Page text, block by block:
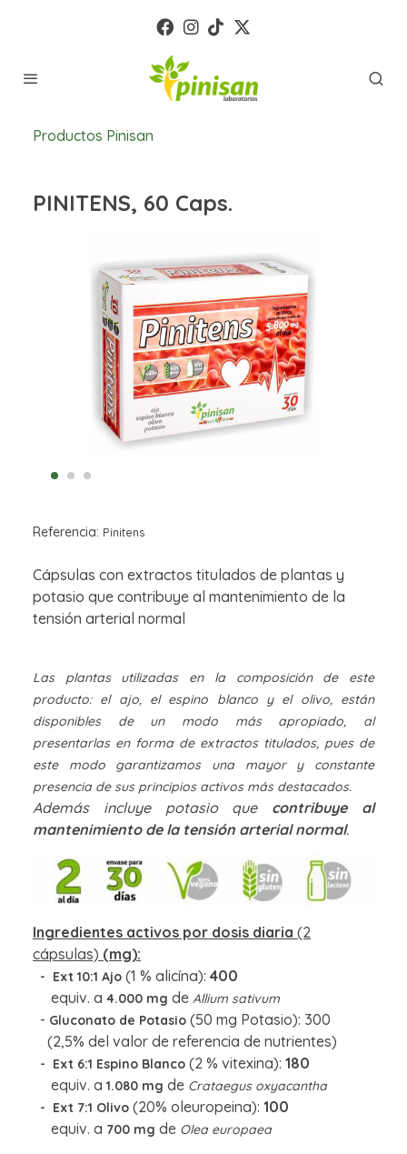
Productos Pinisan
PINITENS, 60 Caps.
Referencia: Pinitens
Cápsulas con extractos titulados de plantas y
potasio que contribuye al mantenimiento de la
tensión arterial normal
Las plantas utilizadas en la composición de este
producto: el ajo, el espino blanco y el olivo, están
disponibles de un modo más apropiado, al
presentarlas en forma de extractos titulados, pues de
este modo garantizamos una mayor y constante
presencia de sus principios activos más destacados.
Además incluye potasio que contribuye al
mantenimiento de la tensión arterial normal.
Ingredientes activos por dosis diaria (2
cápsulas) (mg):
- Ext 10:1 Ajo (1 % alicína): 400
equiv. a 4.000 mg de Allium sativum
- Gluconato de Potasio (50 mg Potasio): 300
(2,5% del valor de referencia de nutrientes)
- Ext 6:1 Espino Blanco (2 % vitexina): 180
equiv. a 1.080 mg de Crataegus oxyacantha
- Ext 7:1 Olivo (20% oleuropeina): 100
equiv. a 700 mg de Olea europaea